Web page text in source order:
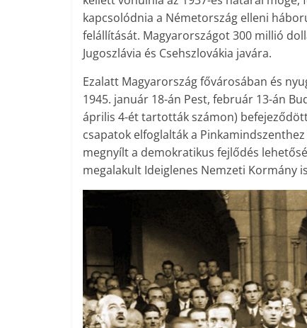
kapcsolódnia a Németország elleni
felállítását. Magyarországot 300 millió
Jugoszlávia és Csehszlovákia javára.
Ezalatt Magyarország fővárosában és
1945. január 18-án Pest, február 13-án
április 4-ét tartották számon)
csapatok elfoglalták a
megnyílt a demokratikus fejlődés
megalakult Ideiglenes Nemzeti Kormány